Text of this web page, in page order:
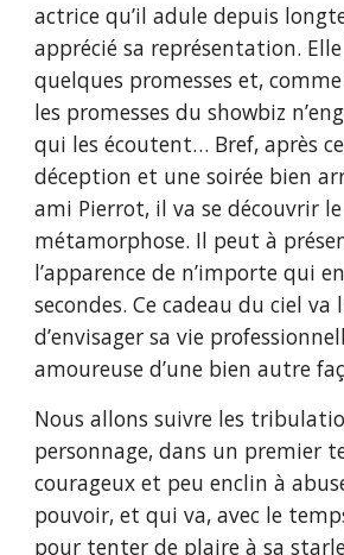
actrice qu’il adule depuis
apprécié sa représentation.
quelques promesses et,
les promesses du showbiz
qui les écoutent… Bref, après
déception et une soirée bien
ami Pierrot, il va se découvrir
métamorphose. Il peut à
l’apparence de n’importe qui
secondes. Ce cadeau du ciel
d’envisager sa vie
amoureuse d’une bien autre
Nous allons suivre les
personnage, dans un premier
courageux et peu enclin à
pouvoir, et qui va, avec le
pour tenter de plaire à sa